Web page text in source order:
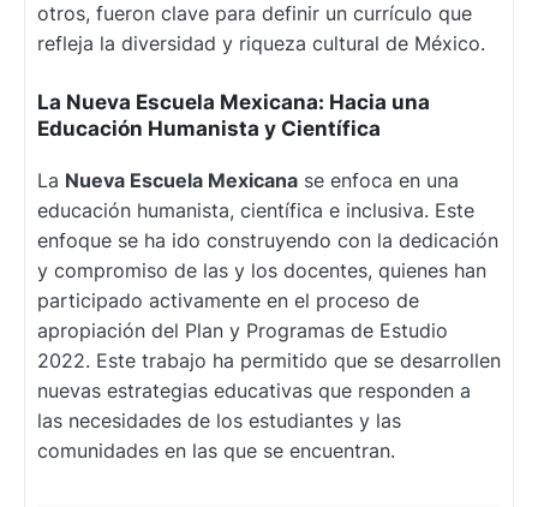
otros, fueron clave para definir un currículo que
refleja la diversidad y riqueza cultural de México.
La Nueva Escuela Mexicana: Hacia una
Educación Humanista y Científica
La Nueva Escuela Mexicana se enfoca en una
educación humanista, científica e inclusiva. Este
enfoque se ha ido construyendo con la dedicación
y compromiso de las y los docentes, quienes han
participado activamente en el proceso de
apropiación del Plan y Programas de Estudio
2022. Este trabajo ha permitido que se desarrollen
nuevas estrategias educativas que responden a
las necesidades de los estudiantes y las
comunidades en las que se encuentran.